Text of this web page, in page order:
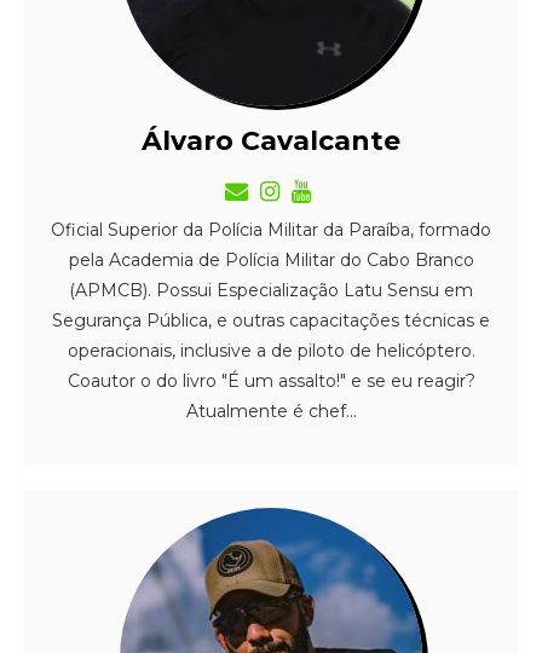
Álvaro Cavalcante
Oficial Superior da Polícia Militar da Paraíba, formado
pela Academia de Polícia Militar do Cabo Branco
(APMCB). Possui Especialização Latu Sensu em
Segurança Pública, e outras capacitações técnicas e
operacionais, inclusive a de piloto de helicóptero.
Coautor o do livro "É um assalto!" e se eu reagir?
Atualmente é chef...